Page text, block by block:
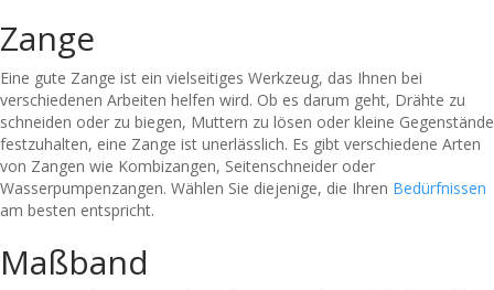
Zange
Eine gute Zange ist ein vielseitiges Werkzeug, das Ihnen bei
verschiedenen Arbeiten helfen wird. Ob es darum geht, Drähte zu
schneiden oder zu biegen, Muttern zu lösen oder kleine Gegenstände
festzuhalten, eine Zange ist unerlässlich. Es gibt verschiedene Arten
von Zangen wie Kombizangen, Seitenschneider oder
Wasserpumpenzangen. Wählen Sie diejenige, die Ihren Bedürfnissen
am besten entspricht.
Maßband